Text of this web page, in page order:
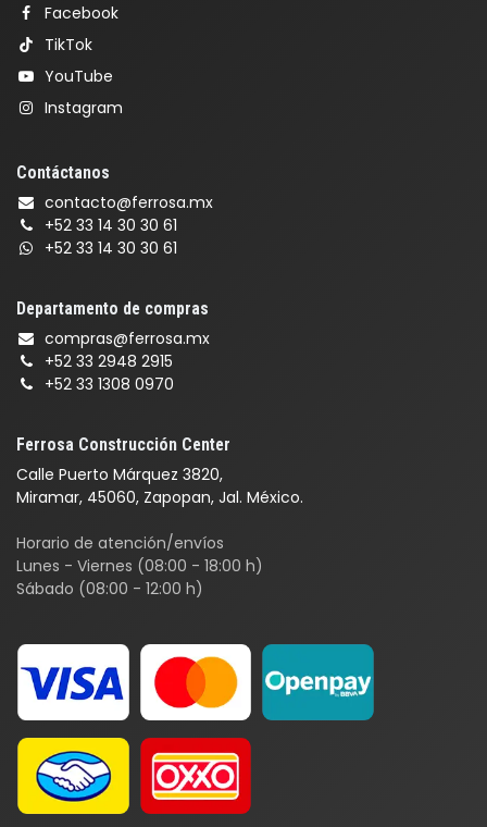
Ferrosa Construcción Center
Calle Puerto Márquez 3820,
Miramar, 45060, Zapopan, Jal. México.
Horario de atención/envíos
Lunes - Viernes (08:00 - 18:00 h)
Sábado (08:00 - 12:00 h)
Facebook
TikTok
YouTube
Instagram
Contáctanos
contacto@ferrosa.mx
+52 33 14 30 30 61
+52 33 14 30 30 61
Departamento de compras
compras@ferrosa.mx
+52 33 2948 2915
+52 33 1308 0970